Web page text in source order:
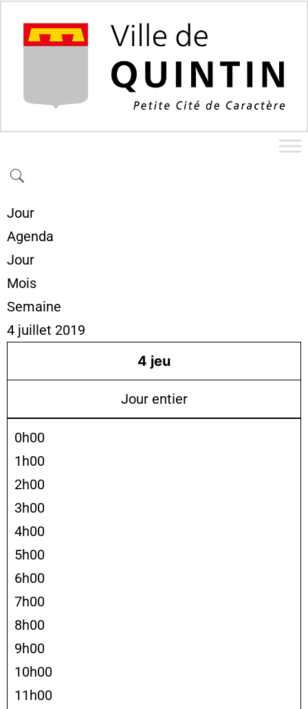
Jour
Agenda
Jour
Mois
Semaine
4 juillet 2019
4 jeu
Jour entier
0h00
1h00
2h00
3h00
4h00
5h00
6h00
7h00
8h00
9h00
10h00
11h00